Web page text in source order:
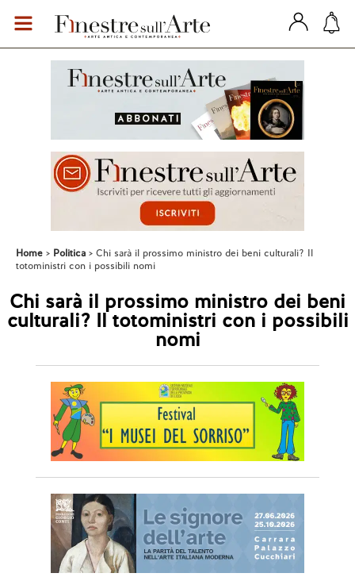
Home Politica
Chi sarà il prossimo ministro dei beni culturali? Il
totoministri con i possibili nomi
Chi sarà il prossimo ministro dei beni
culturali? Il totoministri con i possibili
nomi